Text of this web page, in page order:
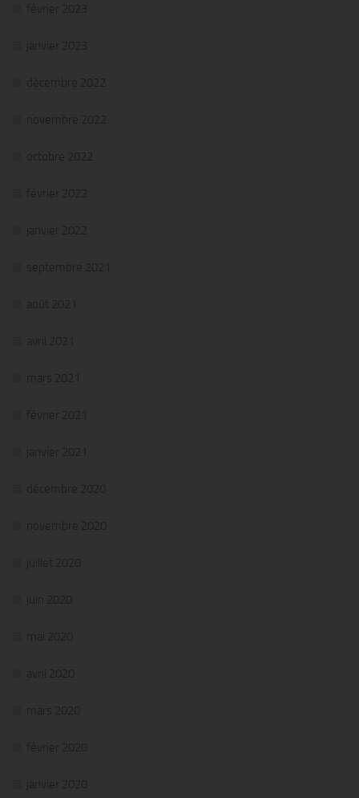
février 2023
janvier 2023
décembre 2022
novembre 2022
octobre 2022
février 2022
janvier 2022
septembre 2021
août 2021
avril 2021
mars 2021
février 2021
janvier 2021
décembre 2020
novembre 2020
juillet 2020
juin 2020
mai 2020
avril 2020
mars 2020
février 2020
janvier 2020